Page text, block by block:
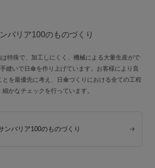
バリア100のものづくり
特殊で、加工しにくく、機械による大量生産がで
縫いで日傘を作り上げています。お客様により良
とを最優先に考え、日傘づくりにおける全ての工程
かなチェックを行っています。
ンバリア100のものづくり